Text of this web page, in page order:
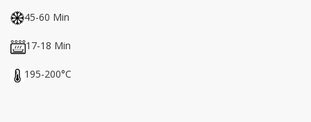
45-60 Min
17-18 Min
195-200°C